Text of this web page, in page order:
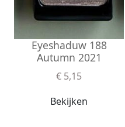
Eyeshaduw 188
Autumn 2021
€ 5,15
Bekijken